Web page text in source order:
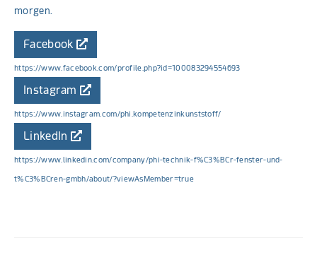
morgen.
Facebook
https://www.facebook.com/profile.php?id=100083294554693
Instagram
https://www.instagram.com/phi.kompetenzinkunststoff/
LinkedIn
https://www.linkedin.com/company/phi-technik-f%C3%BCr-fenster-und-
t%C3%BCren-gmbh/about/?viewAsMember=true